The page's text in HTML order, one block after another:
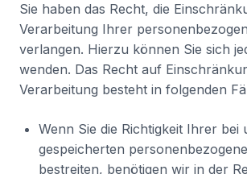
Sie haben das Recht, die
Verarbeitung Ihrer
verlangen. Hierzu können Sie sich
wenden. Das Recht auf
Verarbeitung besteht in folgenden
Wenn Sie die Richtigkeit Ihrer bei
gespeicherten
bestreiten, benötigen wir in der